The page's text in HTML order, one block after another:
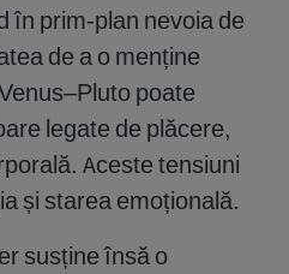
în prim-plan nevoia de
de a o menține
poate
legate de plăcere,
Aceste tensiuni
și starea emoțională.
susține însă o